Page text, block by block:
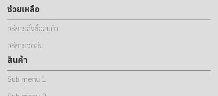
ช่วยเหลือ
วิธีการสั่งซื้อสินค้า
วิธีการจัดส่ง
สินค้า
Sub menu 1